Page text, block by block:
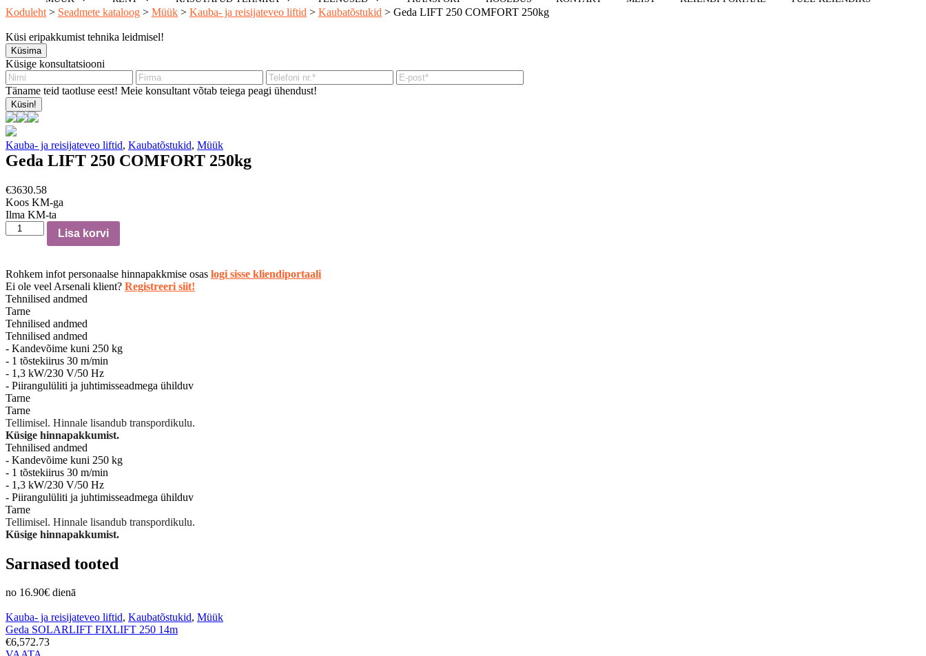
Koduleht > Seadmete kataloog > Müük > Kauba- ja reisijateveo liftid > Kaubatõstukid > Geda LIFT 250 COMFORT 250kg
Küsi eripakkumist tehnika leidmisel!
Küsima
Küsige konsultatsiooni
Täname teid taotluse eest! Meie konsultant võtab teiega peagi ühendust!
Küsin!
Kauba- ja reisijateveo liftid, Kaubatõstukid, Müük
Geda LIFT 250 COMFORT 250kg
€3630.58
Koos KM-ga
Ilma KM-ta
Geda
LIFT
250kg
kogus
Lisa korvi
Rohkem infot personaalse hinnapakkmise osas logi sisse kliendiportaali
Ei ole veel Arsenali klient? Registreeri siit!
Tehnilised andmed
Tarne
Tehnilised andmed
Tehnilised andmed
- Kandevõime kuni 250 kg
- 1 tõstekiirus 30 m/min
- 1,3 kW/230 V/50 Hz
- Piirangulüliti ja juhtimisseadmega ühilduv
Tarne
Tarne
Tellimisel. Hinnale lisandub transpordikulu.
Küsige hinnapakkumist.
Tehnilised andmed
- Kandevõime kuni 250 kg
- 1 tõstekiirus 30 m/min
- 1,3 kW/230 V/50 Hz
- Piirangulüliti ja juhtimisseadmega ühilduv
Tarne
Tellimisel. Hinnale lisandub transpordikulu.
Küsige hinnapakkumist.
Sarnased tooted
no 16.90€ dienā
Kauba- ja reisijateveo liftid, Kaubatõstukid, Müük
Geda SOLARLIFT FIXLIFT 250 14m
€6,572.73